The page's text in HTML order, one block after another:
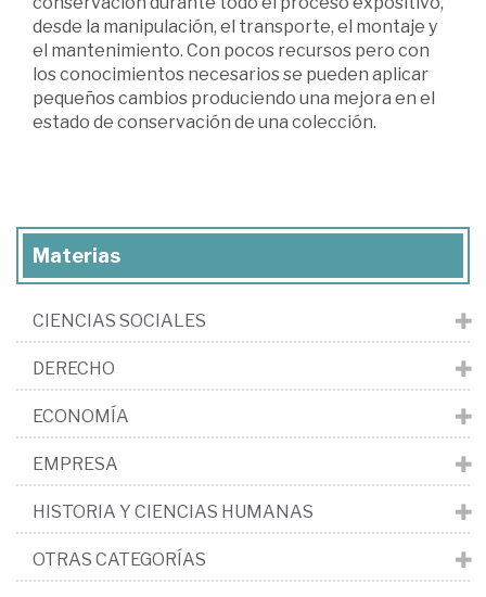
desde la manipulación, el transporte, el montaje y
el mantenimiento. Con pocos recursos pero con
los conocimientos necesarios se pueden aplicar
pequeños cambios produciendo una mejora en el
estado de conservación de una colección.
Materias
CIENCIAS SOCIALES
DERECHO
ECONOMÍA
EMPRESA
HISTORIA Y CIENCIAS HUMANAS
OTRAS CATEGORÍAS